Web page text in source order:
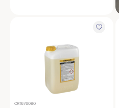
CR1676090